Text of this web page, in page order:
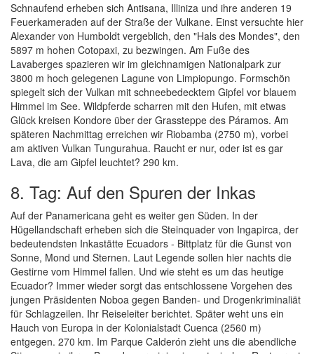
Schnaufend erheben sich Antisana, Illiniza und ihre anderen 19
Feuerkameraden auf der Straße der Vulkane. Einst versuchte hier
Alexander von Humboldt vergeblich, den "Hals des Mondes", den
5897 m hohen Cotopaxi, zu bezwingen. Am Fuße des
Lavaberges spazieren wir im gleichnamigen Nationalpark zur
3800 m hoch gelegenen Lagune von Limpiopungo. Formschön
spiegelt sich der Vulkan mit schneebedecktem Gipfel vor blauem
Himmel im See. Wildpferde scharren mit den Hufen, mit etwas
Glück kreisen Kondore über der Grassteppe des Páramos. Am
späteren Nachmittag erreichen wir Riobamba (2750 m), vorbei
am aktiven Vulkan Tungurahua. Raucht er nur, oder ist es gar
Lava, die am Gipfel leuchtet? 290 km.
8. Tag: Auf den Spuren der Inkas
Auf der Panamericana geht es weiter gen Süden. In der
Hügellandschaft erheben sich die Steinquader von Ingapirca, der
bedeutendsten Inkastätte Ecuadors - Bittplatz für die Gunst von
Sonne, Mond und Sternen. Laut Legende sollen hier nachts die
Gestirne vom Himmel fallen. Und wie steht es um das heutige
Ecuador? Immer wieder sorgt das entschlossene Vorgehen des
jungen Präsidenten Noboa gegen Banden- und Drogenkriminaliät
für Schlagzeilen. Ihr Reiseleiter berichtet. Später weht uns ein
Hauch von Europa in der Kolonialstadt Cuenca (2560 m)
entgegen. 270 km. Im Parque Calderón zieht uns die abendliche